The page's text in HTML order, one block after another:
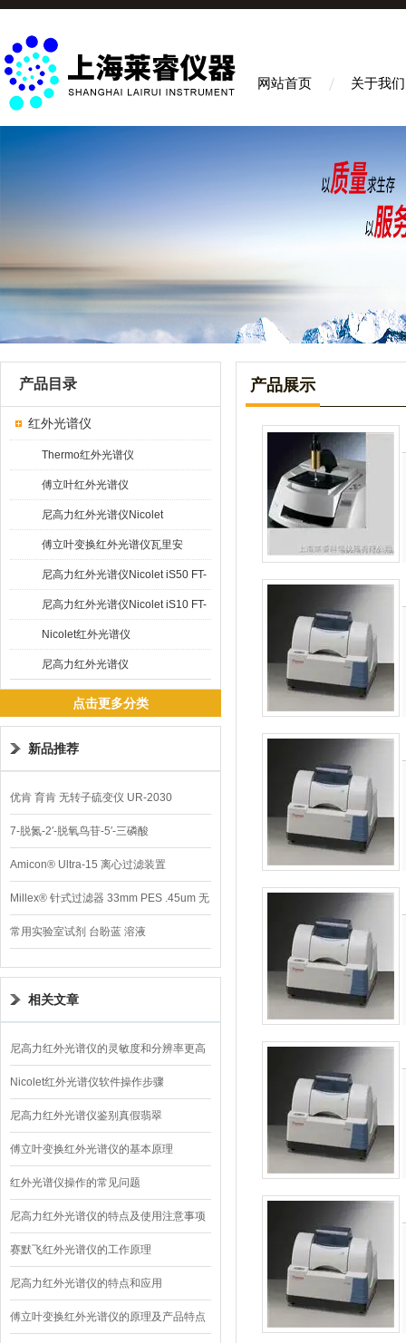
网站首页 关于我们
产品目录
红外光谱仪
Thermo红外光谱仪
傅立叶红外光谱仪
尼高力红外光谱仪Nicolet
5700/6700
傅立叶变换红外光谱仪瓦里安
Varian 640
尼高力红外光谱仪Nicolet iS50 FT-
IR
尼高力红外光谱仪Nicolet iS10 FT-
IR
Nicolet红外光谱仪
尼高力红外光谱仪
点击更多分类
新品推荐
优肯 育肯 无转子硫变仪 UR-2030
7-脱氮-2′-脱氧鸟苷-5′-三磷酸
Amicon® Ultra-15 离心过滤装置
Millex® 针式过滤器 33mm PES .45um 无
菌
常用实验室试剂 台盼蓝 溶液
相关文章
尼高力红外光谱仪的灵敏度和分辨率更高
Nicolet红外光谱仪软件操作步骤
尼高力红外光谱仪鉴别真假翡翠
傅立叶变换红外光谱仪的基本原理
红外光谱仪操作的常见问题
尼高力红外光谱仪的特点及使用注意事项
赛默飞红外光谱仪的工作原理
尼高力红外光谱仪的特点和应用
傅立叶变换红外光谱仪的原理及产品特点
产品展示